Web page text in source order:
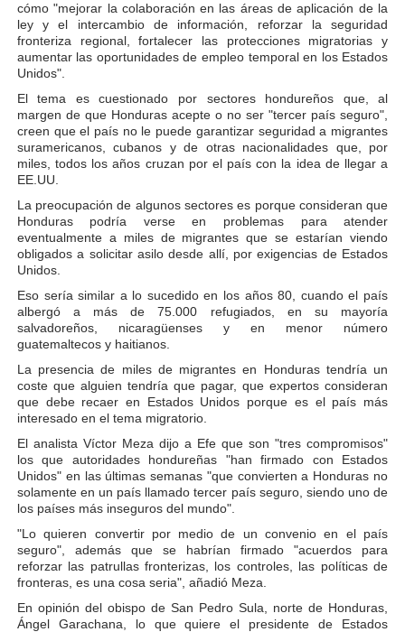
cómo "mejorar la colaboración en las áreas de aplicación de la
ley y el intercambio de información, reforzar la seguridad
fronteriza regional, fortalecer las protecciones migratorias y
aumentar las oportunidades de empleo temporal en los Estados
Unidos".
El tema es cuestionado por sectores hondureños que, al
margen de que Honduras acepte o no ser "tercer país seguro",
creen que el país no le puede garantizar seguridad a migrantes
suramericanos, cubanos y de otras nacionalidades que, por
miles, todos los años cruzan por el país con la idea de llegar a
EE.UU.
La preocupación de algunos sectores es porque consideran que
Honduras podría verse en problemas para atender
eventualmente a miles de migrantes que se estarían viendo
obligados a solicitar asilo desde allí, por exigencias de Estados
Unidos.
Eso sería similar a lo sucedido en los años 80, cuando el país
albergó a más de 75.000 refugiados, en su mayoría
salvadoreños, nicaragüenses y en menor número
guatemaltecos y haitianos.
La presencia de miles de migrantes en Honduras tendría un
coste que alguien tendría que pagar, que expertos consideran
que debe recaer en Estados Unidos porque es el país más
interesado en el tema migratorio.
El analista Víctor Meza dijo a Efe que son "tres compromisos"
los que autoridades hondureñas "han firmado con Estados
Unidos" en las últimas semanas "que convierten a Honduras no
solamente en un país llamado tercer país seguro, siendo uno de
los países más inseguros del mundo".
"Lo quieren convertir por medio de un convenio en el país
seguro", además que se habrían firmado "acuerdos para
reforzar las patrullas fronterizas, los controles, las políticas de
fronteras, es una cosa seria", añadió Meza.
En opinión del obispo de San Pedro Sula, norte de Honduras,
Ángel Garachana, lo que quiere el presidente de Estados